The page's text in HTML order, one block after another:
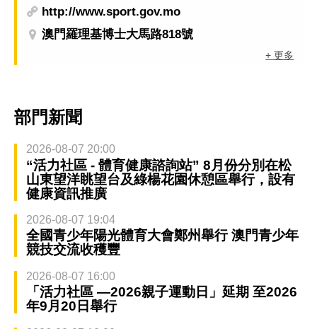
http://www.sport.gov.mo
澳門羅理基博士大馬路818號
+ 更多
部門新聞
2026-08-07 20:00
“活力社區 - 體育健康諮詢站” 8月份分別在松
山東望洋眺望台及綠楊花園休憩區舉行，設有
健康資訊推廣
2026-08-07 19:04
全國青少年陽光體育大會鄭州舉行 澳門青少年
競技交流收穫豐
2026-08-07 16:00
「活力社區 —2026親子運動日」延期 至2026
年9月20日舉行